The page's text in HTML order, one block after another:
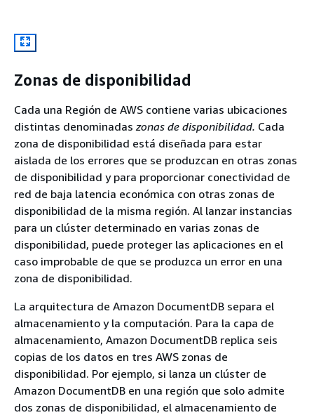
Zonas de disponibilidad
Cada una Región de AWS contiene varias ubicaciones
distintas denominadas zonas de disponibilidad. Cada
zona de disponibilidad está diseñada para estar
aislada de los errores que se produzcan en otras zonas
de disponibilidad y para proporcionar conectividad de
red de baja latencia económica con otras zonas de
disponibilidad de la misma región. Al lanzar instancias
para un clúster determinado en varias zonas de
disponibilidad, puede proteger las aplicaciones en el
caso improbable de que se produzca un error en una
zona de disponibilidad.
La arquitectura de Amazon DocumentDB separa el
almacenamiento y la computación. Para la capa de
almacenamiento, Amazon DocumentDB replica seis
copias de los datos en tres AWS zonas de
disponibilidad. Por ejemplo, si lanza un clúster de
Amazon DocumentDB en una región que solo admite
dos zonas de disponibilidad, el almacenamiento de